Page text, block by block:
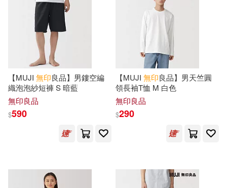
日本主婦之友社(1)
日本日經設計(1)
李 浪(1) 李欣頻(1)
村山涼一(1) 杜順法師造(1)
梶ヶ谷陽子(1) 深月水脈(1)
小知堂(1) 山東人民出版社(1)
平安文化(1)
新潮社(1) 新經典文化(1)
日日學(1)
朵琳出版整合行銷公司(1)
【MUJI 無印良品】男鏤空編
織泡泡紗短褲 S 暗藍
無印良品
$590
【MUJI 無印良品】男天竺圓
領長袖T恤 M 白色
無印良品
$290